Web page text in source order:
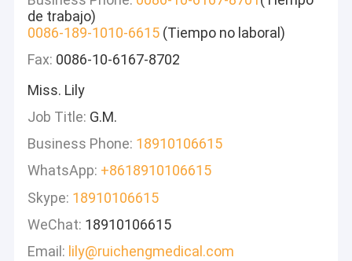
de trabajo)
0086-189-1010-6615 (Tiempo no laboral)
Fax: 0086-10-6167-8702
Miss. Lily
Job Title: G.M.
Business Phone: 18910106615
WhatsApp: +8618910106615
Skype: 18910106615
WeChat: 18910106615
Email: lily@ruichengmedical.com